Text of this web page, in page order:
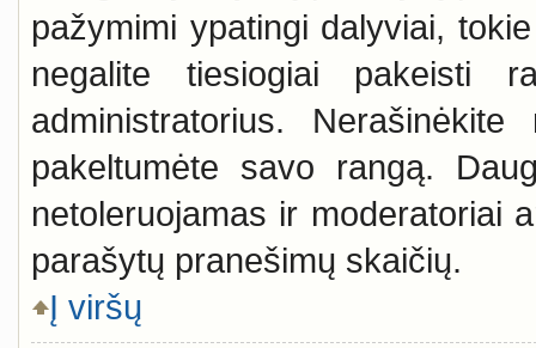
pažymimi ypatingi dalyviai,
negalite tiesiogiai pakeisti
administratorius.
pakeltumėte savo rangą.
netoleruojamas ir moderatoriai
parašytų pranešimų skaičių.
Į viršų